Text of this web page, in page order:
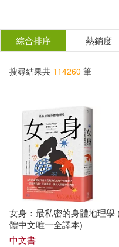
結
分類 (單選)
所有商品(114260)
圖書(61540)
雜誌(3665)
服飾(648) 家
美食(1181)
作者 (可複選)
阿嘉莎．克莉絲蒂
綜合排序 熱銷度
搜尋結果共 114260 筆
女身：最私密的身體地理學
體中文唯一全譯本)
中文書